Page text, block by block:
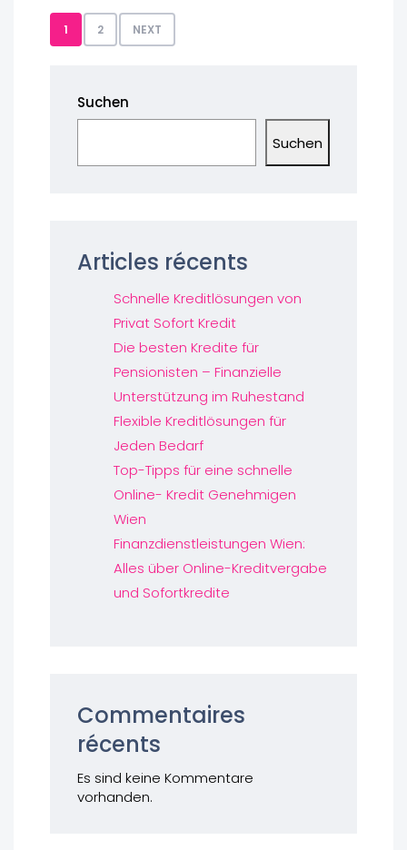
1 2 NEXT
Suchen
Suchen
Articles récents
Schnelle Kreditlösungen von
Privat Sofort Kredit
Die besten Kredite für
Pensionisten – Finanzielle
Unterstützung im Ruhestand
Flexible Kreditlösungen für
Jeden Bedarf
Top-Tipps für eine schnelle
Online- Kredit Genehmigen
Wien
Finanzdienstleistungen Wien:
Alles über Online-Kreditvergabe
und Sofortkredite
Commentaires
récents
Es sind keine Kommentare
vorhanden.